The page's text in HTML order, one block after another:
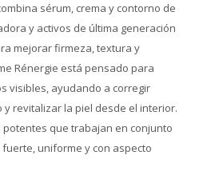
sérum, crema y contorno de
y activos de última generación
mejorar firmeza, textura y
Rénergie está pensado para
visibles, ayudando a corregir
revitalizar la piel desde el interior.
que trabajan en conjunto
uniforme y con aspecto